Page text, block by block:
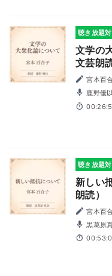
聴き放題
文学の
文芸朗読
宮本百
鹿野優以
聴き放題
新しい
朗読）
宮本百
黒葛原